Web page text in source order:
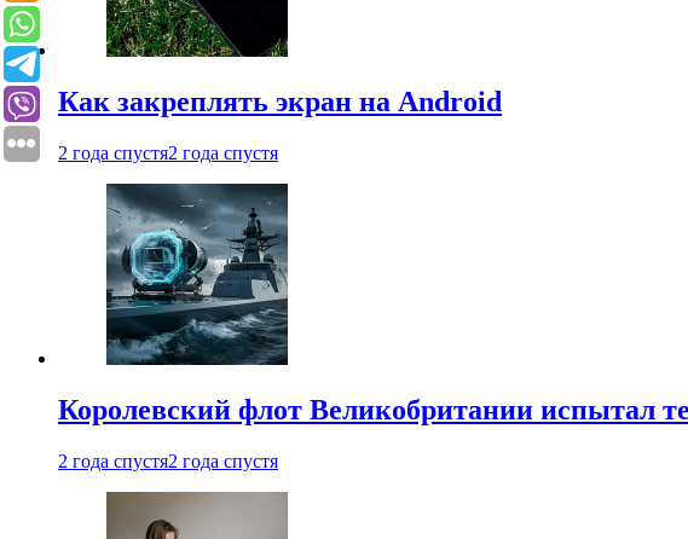
Как закреплять экран на Android
2 года спустя2 года спустя
Королевский флот Великобритании испытал
2 года спустя2 года спустя